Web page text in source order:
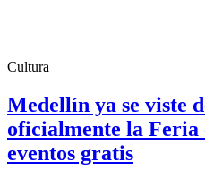
Cultura
Medellín ya se viste
oficialmente la Feria
eventos gratis